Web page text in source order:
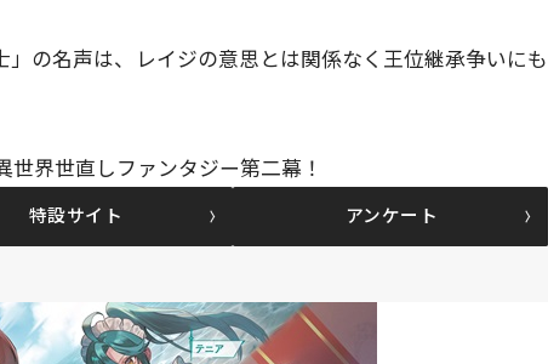
の名声は、レイジの意思とは関係なく王位継承争いにも
界世直しファンタジー第二幕！
特設サイト アンケート